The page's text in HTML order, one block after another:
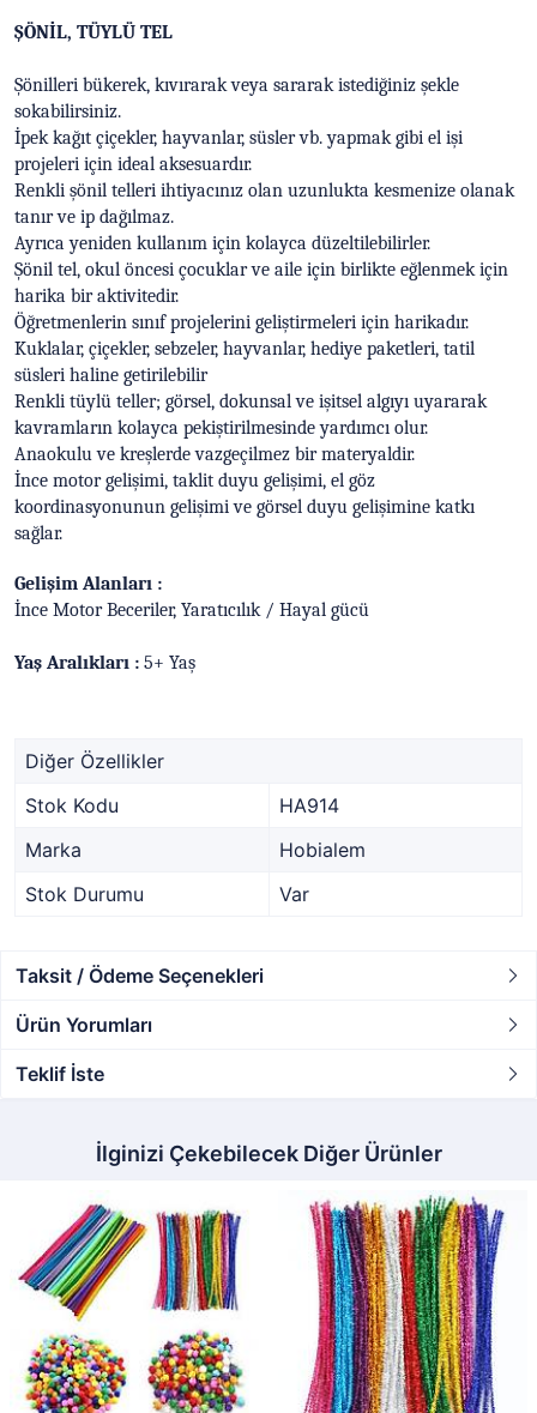
ŞÖNİL, TÜYLÜ TEL
Şönilleri bükerek, kıvırarak veya sararak istediğiniz şekle
sokabilirsiniz.
İpek kağıt çiçekler, hayvanlar, süsler vb. yapmak gibi el işi
projeleri için ideal aksesuardır.
Renkli şönil telleri ihtiyacınız olan uzunlukta kesmenize olanak
tanır ve ip dağılmaz.
Ayrıca yeniden kullanım için kolayca düzeltilebilirler.
Şönil tel, okul öncesi çocuklar ve aile için birlikte eğlenmek için
harika bir aktivitedir.
Öğretmenlerin sınıf projelerini geliştirmeleri için harikadır.
Kuklalar, çiçekler, sebzeler, hayvanlar, hediye paketleri, tatil
süsleri haline getirilebilir
Renkli tüylü teller; görsel, dokunsal ve işitsel algıyı uyararak
kavramların kolayca pekiştirilmesinde yardımcı olur.
Anaokulu ve kreşlerde vazgeçilmez bir materyaldir.
İnce motor gelişimi, taklit duyu gelişimi, el göz
koordinasyonunun gelişimi ve görsel duyu gelişimine katkı
sağlar.
Gelişim Alanları :
İnce Motor Beceriler, Yaratıcılık / Hayal gücü
Yaş Aralıkları : 5+ Yaş
Diğer Özellikler
Stok Kodu
HA914
Marka
Hobialem
Stok Durumu
Var
Taksit / Ödeme Seçenekleri
Ürün Yorumları
Teklif İste
İlginizi Çekebilecek Diğer Ürünler